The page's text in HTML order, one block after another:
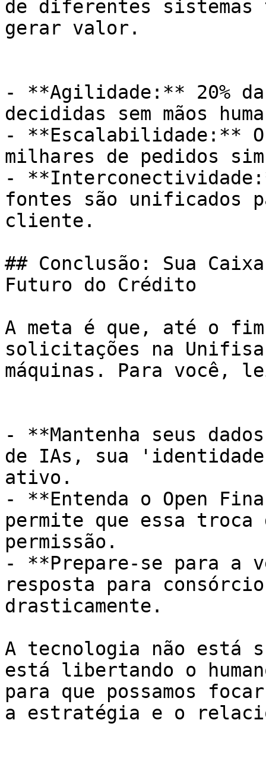
de diferentes sistemas
gerar valor.
- **Agilidade:** 20%
decididas sem mãos
- **Escalabilidade:** O
milhares de pedidos
-
fontes são unificados
cliente.
## Conclusão: Sua
Futuro do Crédito
A meta é que, até o fim
solicitações na
máquinas. Para
- **Mantenha seus
de IAs, sua
ativo.
- **Entenda o Open
permite que essa troca
permissão.
- **Prepare-se para a
resposta para
drasticamente.
A tecnologia não está
está libertando o
para que possamos
a estratégia e o